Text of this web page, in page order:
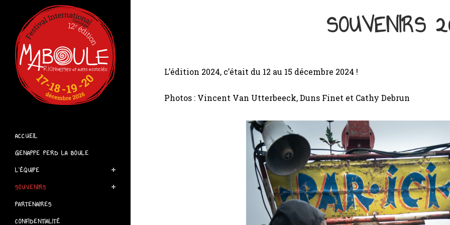
ACCUEIL
GENAPPE PERD LA BOULE
L’ÉQUIPE
SOUVENIRS
PARTENAIRES
CONFIDENTIALITÉ
SOUVENIRS
L’édition 2024, c’était du 12 au 15 décembre 2024 !
Photos : Vincent Van Utterbeeck, Duns Finet et Cathy Debrun